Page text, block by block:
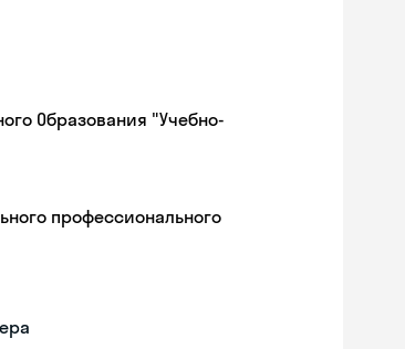
Образования "Учебно-
профессионального